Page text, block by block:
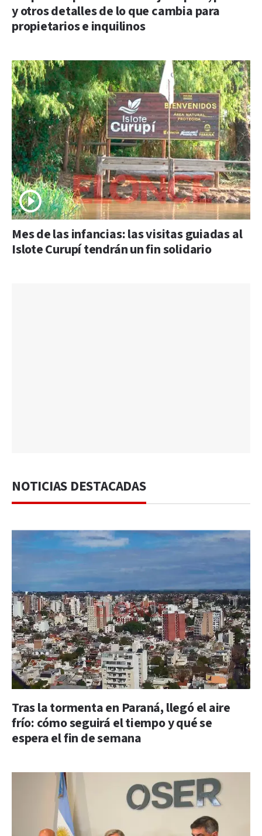
y otros detalles de lo que cambia para
propietarios e inquilinos
Mes de las infancias: las visitas guiadas al
Islote Curupí tendrán un fin solidario
NOTICIAS DESTACADAS
Tras la tormenta en Paraná, llegó el aire
frío: cómo seguirá el tiempo y qué se
espera el fin de semana